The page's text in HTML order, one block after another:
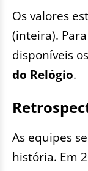
Os valores
(inteira).
disponíveis
do Relógio.
As equipes
história. Em